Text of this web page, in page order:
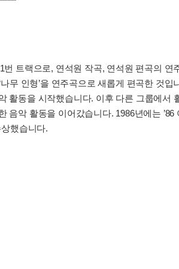
트랙으로, 연석원 작곡, 연석원 편곡의
무 인형’을 연주곡으로 새롭게 편곡한 것입
활동을 시작했습니다. 이후 다른 그룹에
음악 활동을 이어갔습니다. 1986년에는
했습니다.